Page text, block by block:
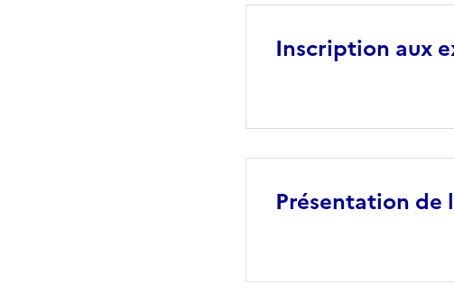
Inscription aux
Présentation